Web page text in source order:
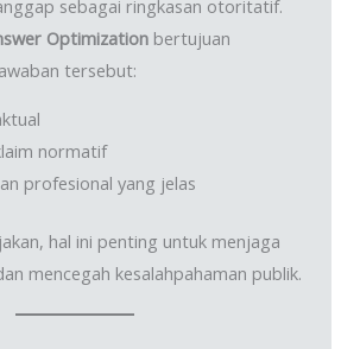
sebagai ringkasan otoritatif.
Optimization bertujuan
tersebut:
normatif
profesional yang jelas
hal ini penting untuk menjaga
mencegah kesalahpahaman publik.